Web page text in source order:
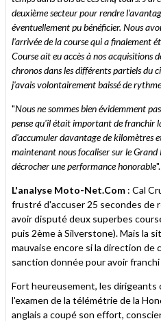
deuxième secteur pour rendre
éventuellement pu bénéficier. Nous
l'arrivée de la course qui a finalement
Course ait eu accès à nos acquisitions
chronos dans les différents partiels du
j'avais volontairement baissé de
"Nous ne sommes bien évidemment
pense qu'il était important de franchir
d'accumuler davantage de kilomètres
maintenant nous focaliser sur le Grand
décrocher une performance honorable".
L'analyse Moto-Net.Com : Cal
frustré d'accuser 25 secondes de
avoir disputé deux superbes
puis 2ème à Silverstone). Mais la
mauvaise encore si la direction de
sanction donnée pour avoir
Fort heureusement, les dirigeants
l'examen de la télémétrie de la
anglais a coupé son effort,